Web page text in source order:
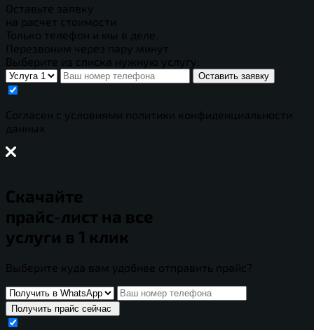
Оставьте заявку
на расчет стоимости
Только телефон и мы в деле.
Перезвоним через пару минут
Выберите из списка нужную услугу:
Оставить заявку
Cогласен с условиями политики конфиденциальности
данных
Скачайте
прайс-лист на все
услуги в 1 клик
Выберите куда вам удобнее отправить прайс?
Получить прайс сейчас